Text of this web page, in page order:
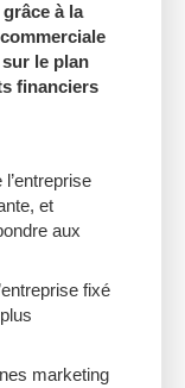
à la
le plan
financiers
et
aux
fixé
marketing